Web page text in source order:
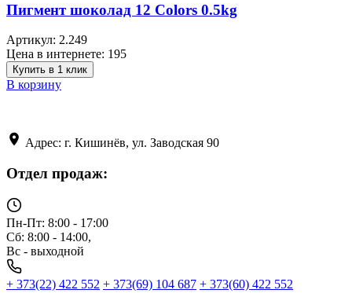
Пигмент шоколад 12 Colors 0.5kg
Артикул: 2.249
Цена в интернете: 195
Купить в 1 клик
В корзину
Адрес: г. Кишинёв, ул. Заводская 90
Отдел продаж:
Пн-Пт: 8:00 - 17:00
Сб: 8:00 - 14:00,
Вс - выходной
+ 373(22) 422 552 + 373(69) 104 687 + 373(60) 422 552